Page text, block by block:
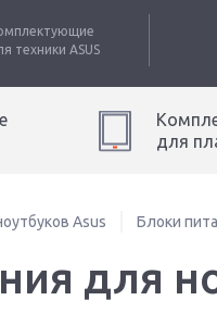
техники ASUS
для
Asus Блоки
для